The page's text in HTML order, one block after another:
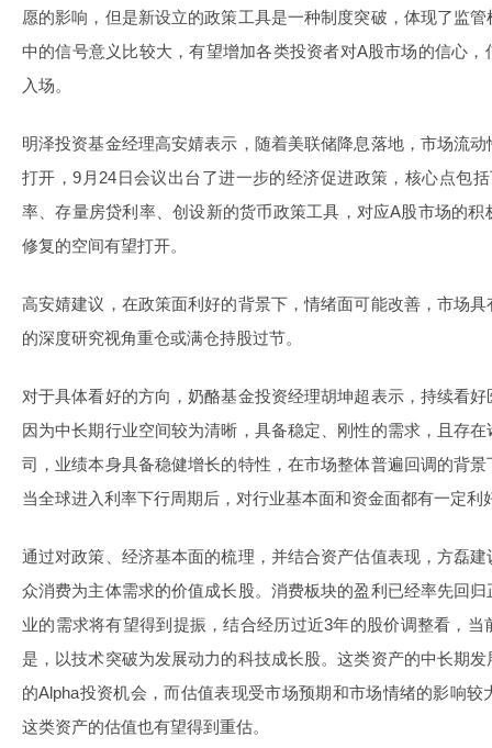
愿的影响，但是新设立的政策工具是一种制度突破，体现了监
中的信号意义比较大，有望增加各类投资者对A股市场的信心
入场。
明泽投资基金经理高安婧表示，随着美联储降息落地，市场流
打开，9月24日会议出台了进一步的经济促进政策，核心点包
率、存量房贷利率、创设新的货币政策工具，对应A股市场的
修复的空间有望打开。
高安婧建议，在政策面利好的背景下，情绪面可能改善，市场
的深度研究视角重仓或满仓持股过节。
对于具体看好的方向，奶酪基金投资经理胡坤超表示，持续看
因为中长期行业空间较为清晰，具备稳定、刚性的需求，且存
司，业绩本身具备稳健增长的特性，在市场整体普遍回调的背
当全球进入利率下行周期后，对行业基本面和资金面都有一定利
通过对政策、经济基本面的梳理，并结合资产估值表现，方磊
众消费为主体需求的价值成长股。消费板块的盈利已经率先回
业的需求将有望得到提振，结合经历过近3年的股价调整看，
是，以技术突破为发展动力的科技成长股。这类资产的中长期
的Alpha投资机会，而估值表现受市场预期和市场情绪的影响
这类资产的估值也有望得到重估。